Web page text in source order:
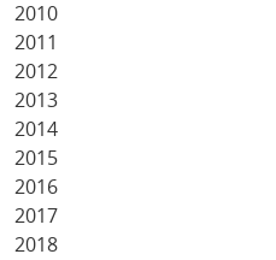
2010
2011
2012
2013
2014
2015
2016
2017
2018